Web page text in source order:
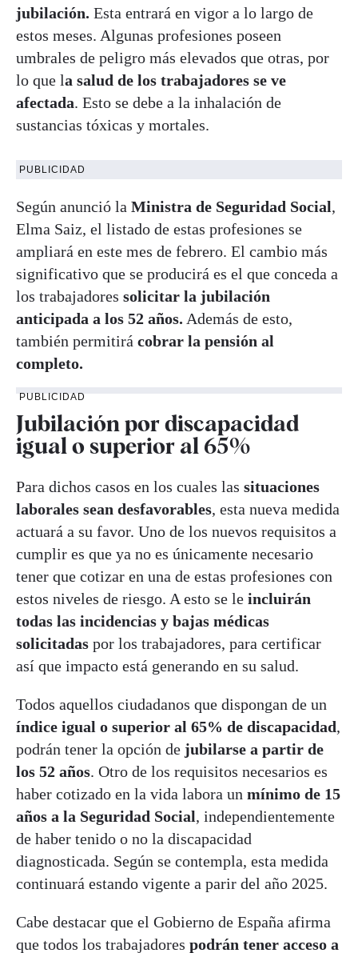
jubilación. Esta entrará en vigor a lo largo de
estos meses. Algunas profesiones poseen
umbrales de peligro más elevados que otras, por
lo que la salud de los trabajadores se ve
afectada. Esto se debe a la inhalación de
sustancias tóxicas y mortales.
PUBLICIDAD
Según anunció la Ministra de Seguridad Social,
Elma Saiz, el listado de estas profesiones se
ampliará en este mes de febrero. El cambio más
significativo que se producirá es el que conceda a
los trabajadores solicitar la jubilación
anticipada a los 52 años. Además de esto,
también permitirá cobrar la pensión al
completo.
PUBLICIDAD
Jubilación por discapacidad
igual o superior al 65%
Para dichos casos en los cuales las situaciones
laborales sean desfavorables, esta nueva medida
actuará a su favor. Uno de los nuevos requisitos a
cumplir es que ya no es únicamente necesario
tener que cotizar en una de estas profesiones con
estos niveles de riesgo. A esto se le incluirán
todas las incidencias y bajas médicas
solicitadas por los trabajadores, para certificar
así que impacto está generando en su salud.
Todos aquellos ciudadanos que dispongan de un
índice igual o superior al 65% de discapacidad,
podrán tener la opción de jubilarse a partir de
los 52 años. Otro de los requisitos necesarios es
haber cotizado en la vida labora un mínimo de 15
años a la Seguridad Social, independientemente
de haber tenido o no la discapacidad
diagnosticada. Según se contempla, esta medida
continuará estando vigente a parir del año 2025.
Cabe destacar que el Gobierno de España afirma
que todos los trabajadores podrán tener acceso a